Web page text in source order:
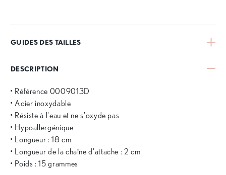
GUIDES DES TAILLES
DESCRIPTION
• Référence 0009013D
• Acier inoxydable
• Résiste à l'eau et ne s'oxyde pas
• Hypoallergénique
• Longueur : 18 cm
• Longueur de la chaîne d'attache : 2 cm
• Poids : 15 grammes